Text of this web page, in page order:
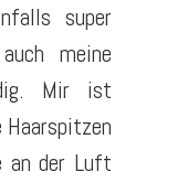
super
meine
Mir ist
an der Luft